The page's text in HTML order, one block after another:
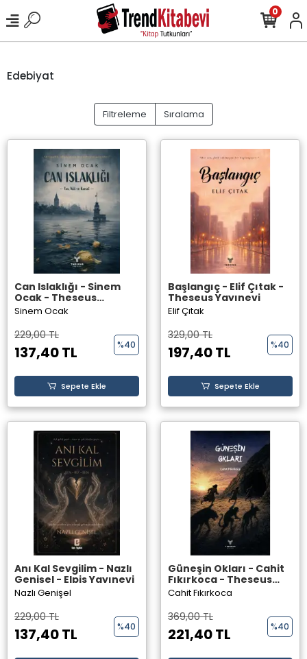
0
Edebiyat
Filtreleme Sıralama
Can Islaklığı - Sinem
Ocak - Theseus
Yayınevi
Sinem Ocak
229,00 TL
137,40 TL %40
Sepete Ekle
Başlangıç - Elif Çıtak -
Theseus Yayınevi
Elif Çıtak
329,00 TL
197,40 TL %40
Sepete Ekle
Anı Kal Sevgilim - Nazlı
Genişel - Elpis Yayınevi
Nazlı Genişel
229,00 TL
137,40 TL %40
Güneşin Okları - Cahit
Fıkırkoca - Theseus
Yayınevi
Cahit Fıkırkoca
369,00 TL
221,40 TL %40